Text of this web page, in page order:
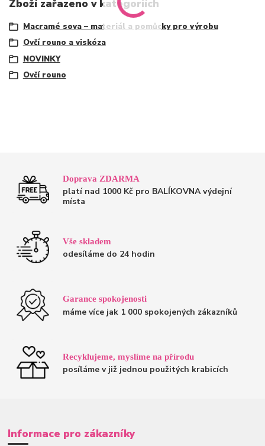
Zboží zařazeno v kategoriích
Macramé sova – materiál a pomůcky pro výrobu
Ovčí rouno a viskóza
NOVINKY
Ovčí rouno
Doprava ZDARMA
platí nad 1000 Kč pro BALÍKOVNA výdejní
místa
Vše skladem
odesíláme do 24 hodin
Garance spokojenosti
máme více jak 1 000 spokojených zákazníků
Recyklujeme, myslíme na přírodu
posíláme v již jednou použitých krabicích
Informace pro zákazníky